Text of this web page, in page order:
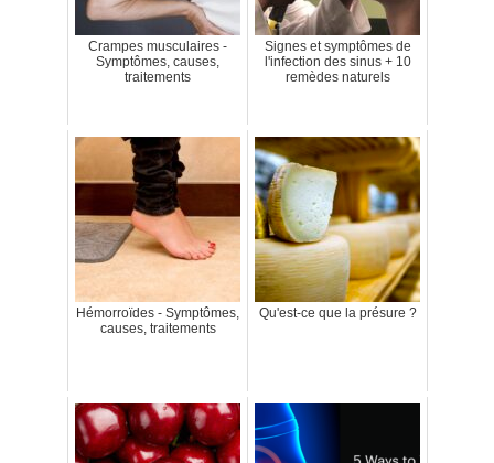
Crampes musculaires -
Symptômes, causes,
traitements
Signes et symptômes de
l'infection des sinus + 10
remèdes naturels
Hémorroïdes - Symptômes,
causes, traitements
Qu'est-ce que la présure ?